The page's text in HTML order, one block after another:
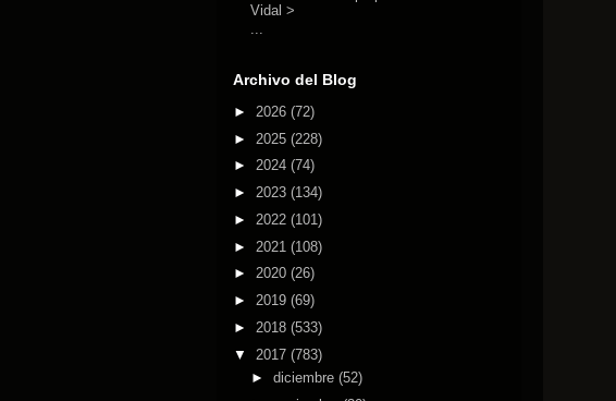
Vidal >
...
Archivo del Blog
► 2026 (72)
► 2025 (228)
► 2024 (74)
► 2023 (134)
► 2022 (101)
► 2021 (108)
► 2020 (26)
► 2019 (69)
► 2018 (533)
▼ 2017 (783)
► diciembre (52)